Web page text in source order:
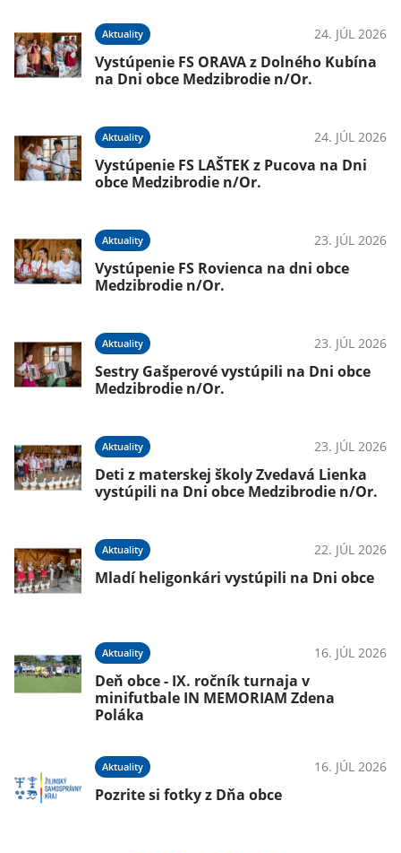
Aktuality 24. JÚL 2026
Vystúpenie FS ORAVA z Dolného Kubína
na Dni obce Medzibrodie n/Or.
Aktuality 24. JÚL 2026
Vystúpenie FS LAŠTEK z Pucova na Dni
obce Medzibrodie n/Or.
Aktuality 23. JÚL 2026
Vystúpenie FS Rovienca na dni obce
Medzibrodie n/Or.
Aktuality 23. JÚL 2026
Sestry Gašperové vystúpili na Dni obce
Medzibrodie n/Or.
Aktuality 23. JÚL 2026
Deti z materskej školy Zvedavá Lienka
vystúpili na Dni obce Medzibrodie n/Or.
Aktuality 22. JÚL 2026
Mladí heligonkári vystúpili na Dni obce
Aktuality 16. JÚL 2026
Deň obce - IX. ročník turnaja v
minifutbale IN MEMORIAM Zdena
Poláka
Aktuality 16. JÚL 2026
Pozrite si fotky z Dňa obce